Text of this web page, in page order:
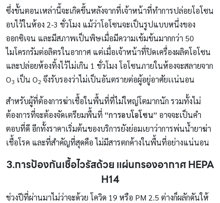
ซึ่งขั้นตอนเหล่านี้จะเกิดขึ้นหลังจากที่เจ้าหน้าที่ทำการปล่อยโอโซน
อบไว้ในห้อง 2-3 ชั่วโมง แม้ว่าโอโซนจะเป็นรูปแบบหนึ่งของ
ออกซิเจน และมีสภาพเป็นพิษเมื่อมีความเข้มข้นมากกว่า 50
ไมโครกรัมต่อลิตรในอากาศ แต่เมื่อเจ้าหน้าที่ปิดเครื่องผลิตโอโซน
และปล่อยห้องทิ้งไว้ไม่เกิน 1 ชั่วโมง โอโซนภายในห้องจะสลายจาก
O3 เป็น O2 จึงรับรองว่าไม่เป็นอันตรายต่อผู้อยู่อาศัยเเน่นอน
สำหรับผู้ที่ต้องการฆ่าเชื้อในพื้นที่ที่ไม่ใหญ่โตมากนัก รวมทั้งไม่
ต้องการที่จะต้องจัดเตรียมพื้นที่ “การอบโอโซน” อาจจะเป็นคำ
ตอบที่ดี อีกทั้งราคาเริ่มต้นของบริการยังย่อมเยาว่าการพ่นน้ำยาฆ่า
เชื้อโรค และที่สำคัญที่สุดคือ ไม่มีสารตกค้างในพื้นที่อย่างแน่นอน
3.การป้องกันเชื้อไวรัสด้วย แผ่นกรองอากาศHEPA
H14
ช่วงปีที่ผ่านมาไม่ว่าจะด้วย โควิด 19 หรือ PM 2.5 ต่างก็ผลักดันให้